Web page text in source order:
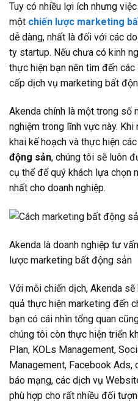
Tuy có nhiều lợi ích nhưng
một chiến lược marketing
dễ dàng, nhất là đối với các
ty startup. Nếu chưa có kinh
thực hiện bạn nên tìm đến
cấp dịch vụ marketing bất
Akenda chính là một trong số
nghiệm trong lĩnh vực này.
khai kế hoạch và thực hiện các
động sản, chúng tôi sẽ luôn
cụ thể để quý khách lựa chọn
nhất cho doanh nghiệp.
Akenda là doanh nghiệp tư
lược marketing bất động sản
Với mỗi chiến dịch, Akenda
quả thực hiện marketing đến
bạn có cái nhìn tổng quan
chúng tôi còn thực hiện triển
Plan, KOLs Management,
Management, Facebook Ads,
báo mạng, các dịch vụ
phù hợp cho rất nhiều đối